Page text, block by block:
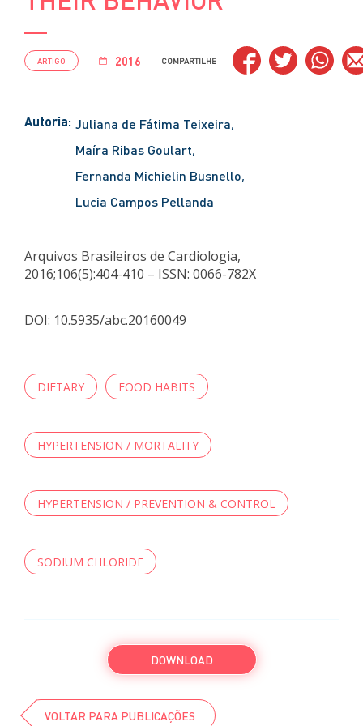
ARTIGO 2016 COMPARTILHE
Autoria: Juliana de Fátima Teixeira
Maíra Ribas Goulart
Fernanda Michielin Busnello
Lucia Campos Pellanda
Arquivos Brasileiros de Cardiologia,
2016;106(5):404-410 – ISSN: 0066-782X
DOI: 10.5935/abc.20160049
DIETARY FOOD HABITS
HYPERTENSION / MORTALITY
HYPERTENSION / PREVENTION & CONTROL
SODIUM CHLORIDE
DOWNLOAD
VOLTAR PARA PUBLICAÇÕES